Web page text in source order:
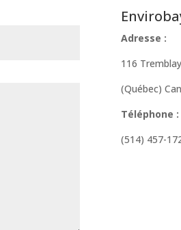
Adresse :
116
(Québec)
Téléphone :
(514) 457-